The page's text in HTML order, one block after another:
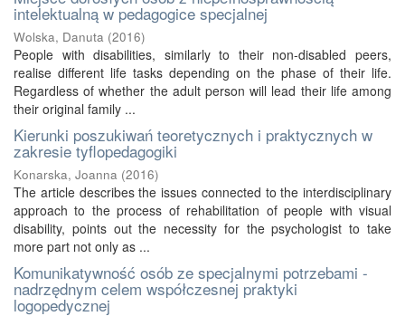
intelektualną w pedagogice specjalnej
Wolska, Danuta (2016)
People with disabilities, similarly to their non-disabled peers,
realise different life tasks depending on the phase of their life.
Regardless of whether the adult person will lead their life among
their original family ...
Kierunki poszukiwań teoretycznych i praktycznych w
zakresie tyflopedagogiki
Konarska, Joanna (2016)
The article describes the issues connected to the interdisciplinary
approach to the process of rehabilitation of people with visual
disability, points out the necessity for the psychologist to take
more part not only as ...
Komunikatywność osób ze specjalnymi potrzebami -
nadrzędnym celem współczesnej praktyki
logopedycznej